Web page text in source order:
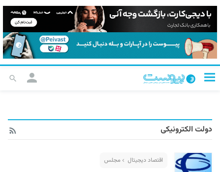
دولت الکترونیکی
اقتصاد دیجیتال مجلس